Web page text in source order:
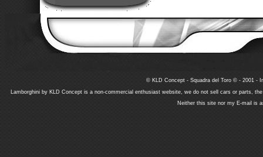
© KLD Concept - Squadra del Toro © - 2001 -
Lamborghini by KLD Concept is a non-commercial enthusiast website, we do not sell cars or parts,
Neither this site nor my E-mail is